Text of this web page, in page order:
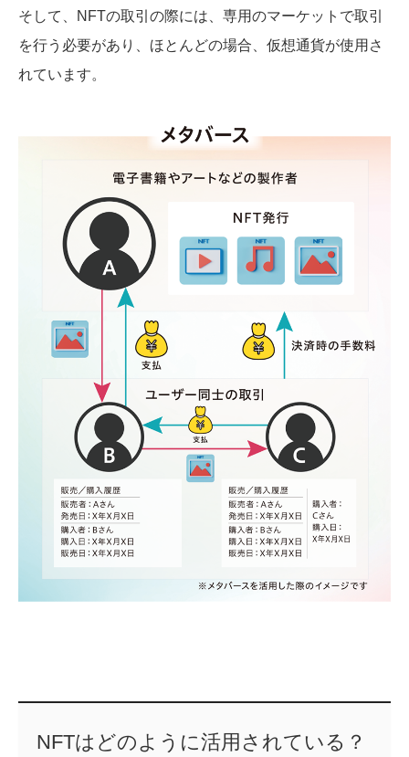
そして、NFTの取引の際には、専用のマーケットで取引
を行う必要があり、ほとんどの場合、仮想通貨が使用さ
れています。
NFTはどのように活用されている？